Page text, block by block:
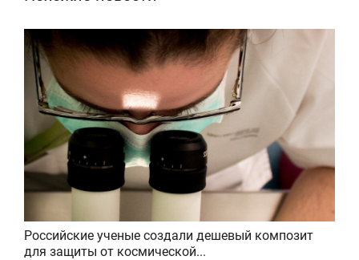
Российские ученые создали дешевый композит
для защиты от космической...